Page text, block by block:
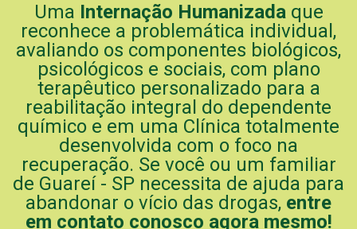
Uma Internação Humanizadaque
reconhece a problemática individual,
avaliando os componentes biológicos,
psicológicos e sociais, com plano
terapêutico personalizado para a
reabilitação integral do dependente
químico e em uma Clínica totalmente
desenvolvida com o foco na
recuperação. Se você ou um familiar
de Guareí - SP necessita de ajuda para
abandonar o vício das drogas, entre
em contato conosco agora mesmo!